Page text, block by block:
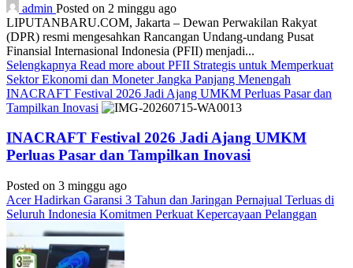
admin Posted on 2 minggu ago
LIPUTANBARU.COM, Jakarta – Dewan Perwakilan Rakyat
(DPR) resmi mengesahkan Rancangan Undang-undang Pusat
Finansial Internasional Indonesia (PFII) menjadi...
Selengkapnya Read more about PFII Strategis untuk Memperkuat
Sektor Ekonomi dan Moneter Jangka Panjang Menengah
INACRAFT Festival 2026 Jadi Ajang UMKM Perluas Pasar dan
Tampilkan Inovasi
INACRAFT Festival 2026 Jadi Ajang UMKM
Perluas Pasar dan Tampilkan Inovasi
Posted on 3 minggu ago
Acer Hadirkan Garansi 3 Tahun dan Jaringan Pernajual Terluas di
Seluruh Indonesia Komitmen Perkuat Kepercayaan Pelanggan